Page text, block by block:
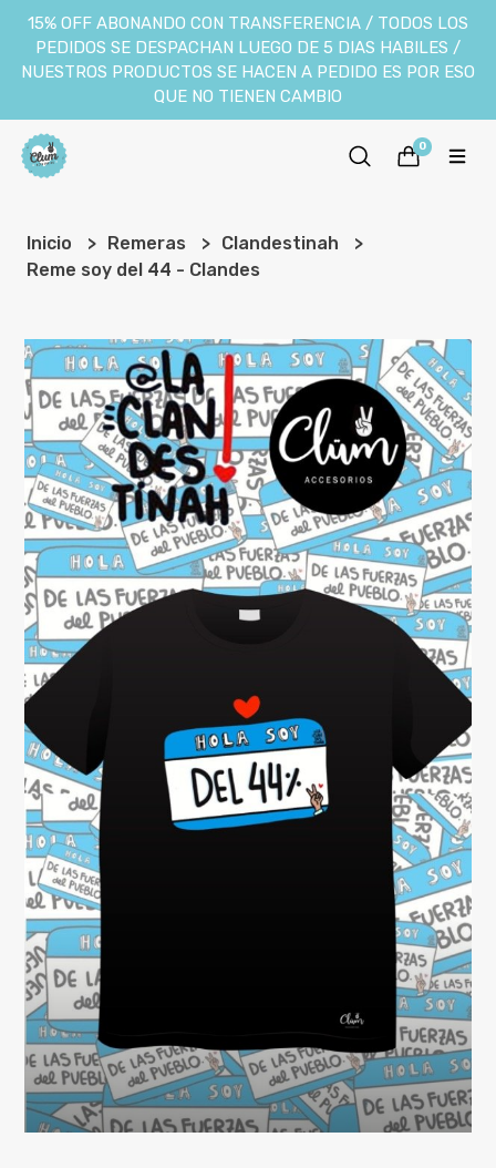
15% OFF ABONANDO CON TRANSFERENCIA / TODOS LOS
PEDIDOS SE DESPACHAN LUEGO DE 5 DIAS HABILES /
NUESTROS PRODUCTOS SE HACEN A PEDIDO ES POR ESO
QUE NO TIENEN CAMBIO
0
Inicio Remeras
Clandestinah
Reme soy del 44 - Clandes